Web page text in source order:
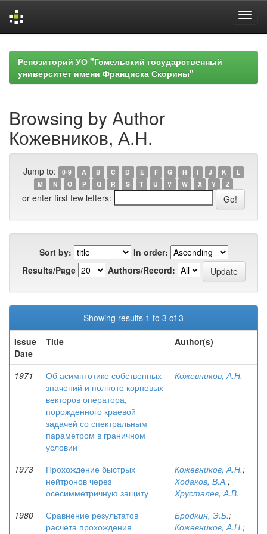
navigationРепозиторий УО "Гомельский государственный
университет имени Франциска Скорины"
Browsing by Author
Кожевников, А.Н.
Jump to: 0-9 A B C D E F G H I J K
L
M
N O P Q R S T U V W X Y Z
or enter first few letters:
Sort by:
In order:
Results/Page
Authors/Record:
Showing results 1 to 3 of 3
Issue
Date
Title Author(s)
1971
Об асимптотике собственных
значений и полноте корневых
векторов оператора,
порожденного краевой
задачей со спектральным
параметром в граничном
условии
Кожевников, А.Н.
1973
Прохождение быстрых
нейтронов через
осесимметричную защиту
Кожевников, А.Н.;
Ходаков, В.А.;
Хрусталев, А.В.
1980
Сравнение результатов
расчета прохождения
Бродкин, Э.Б.;
Кожевников, А.Н.;